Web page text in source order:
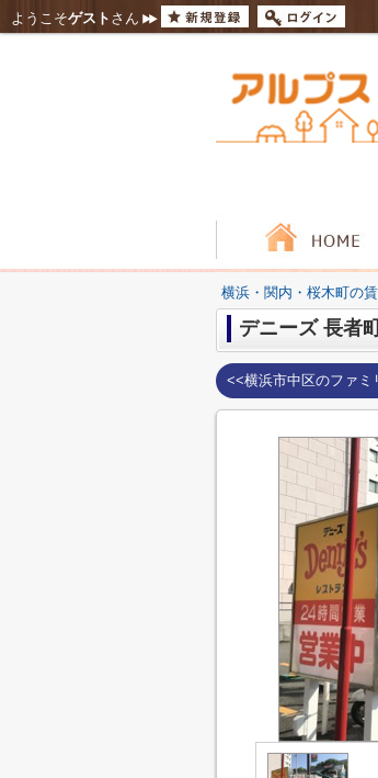
ようこそゲスト さん
横浜・関内・桜木町の
デニーズ 長者
<<横浜市中区のファミ